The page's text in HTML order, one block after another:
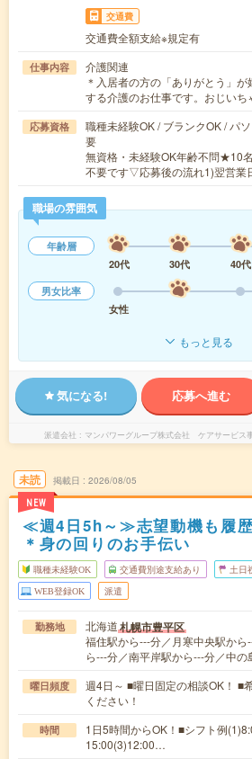
交通費
交通費全額支給※規定有
仕事内容
介護関連
＊入居者の方の「ありがとう」
する介護のお仕事です。おじい
応募資格
職種未経験OK / ブランクOK / パ
要
無資格・未経験OK年齢不問★10
不要です▽応募後の流れ1)翌営業
職場の雰囲気
年齢層
20代
30代 40代
男女比率
女性
もっと見る
気になる! 応募へ進む
派遣会社 マンパワーグループ株式会社 ケアサービス
未読
NEW
掲載日 2026/08/05
≪週4日5h～≫志望動機も履歴
＊身の回りのお手伝い
職種未経験OK 交通費別途支給あり 土日
WEB登録OK 派遣
勤務地 北海道札幌市豊平区
福住駅から---分／月寒中央駅か
ら---分／南平岸駅から---分／中の
曜日頻度
週4日～ ■曜日固定の相談OK！ ■
ください！
時間
1日5時間からOK！■シフト例
15:00(3)12:00…